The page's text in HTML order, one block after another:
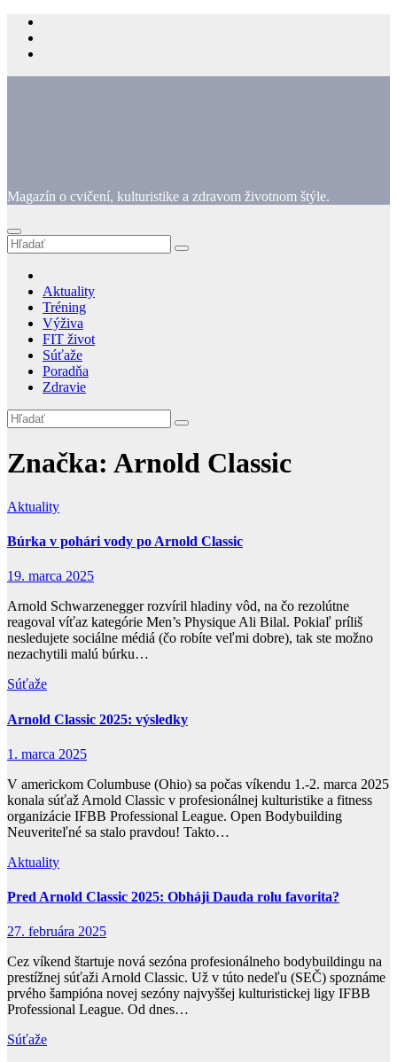
Prejsť
obsah
Magazín o cvičení, kulturistike a zdravom životnom štýle.
Aktuality
Tréning
Výživa
FIT život
Súťaže
Poradňa
Zdravie
Značka: Arnold Classic
Aktuality
Búrka v pohári vody po Arnold Classic
19. marca 2025
Arnold Schwarzenegger rozvíril hladiny vôd, na čo rezolútne
reagoval víťaz kategórie Men’s Physique Ali Bilal. Pokiaľ príliš
nesledujete sociálne médiá (čo robíte veľmi dobre), tak ste možno
nezachytili malú búrku…
Súťaže
Arnold Classic 2025: výsledky
1. marca 2025
V americkom Columbuse (Ohio) sa počas víkendu 1.-2. marca 2025
konala súťaž Arnold Classic v profesionálnej kulturistike a fitness
organizácie IFBB Professional League. Open Bodybuilding
Neuveriteľné sa stalo pravdou! Takto…
Aktuality
Pred Arnold Classic 2025: Obháji Dauda rolu favorita?
27. februára 2025
Cez víkend štartuje nová sezóna profesionálneho bodybuildingu na
prestížnej súťaži Arnold Classic. Už v túto nedeľu (SEČ) spoznáme
prvého šampióna novej sezóny najvyššej kulturistickej ligy IFBB
Professional League. Od dnes…
Súťaže